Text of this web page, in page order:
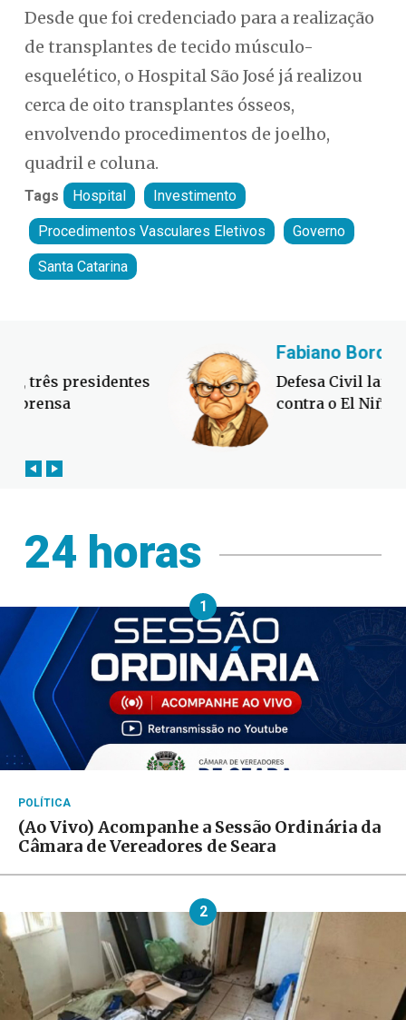
Desde que foi credenciado para a realização
de transplantes de tecido músculo-
esquelético, o Hospital São José já realizou
cerca de oito transplantes ósseos,
envolvendo procedimentos de joelho,
quadril e coluna.
Tags Hospital Investimento
Procedimentos Vasculares Eletivos Governo
Santa Catarina
Defesa Civil lança campanha
contra o El Niño em SC
24 horas
1
POLÍTICA
(Ao Vivo) Acompanhe a Sessão Ordinária da
Câmara de Vereadores de Seara
2